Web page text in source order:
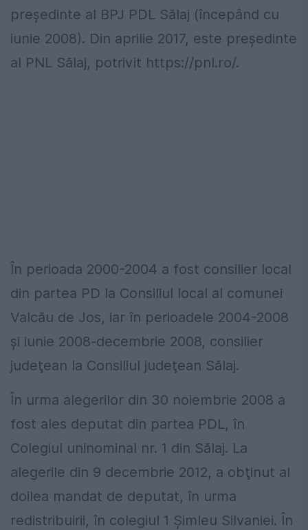
preşedinte al BPJ PDL Sălaj (începând cu
iunie 2008). Din aprilie 2017, este preşedinte
al PNL Sălaj, potrivit https://pnl.ro/.
În perioada 2000-2004 a fost consilier local
din partea PD la Consiliul local al comunei
Valcău de Jos, iar în perioadele 2004-2008
şi iunie 2008-decembrie 2008, consilier
judeţean la Consiliul judeţean Sălaj.
În urma alegerilor din 30 noiembrie 2008 a
fost ales deputat din partea PDL, în
Colegiul uninominal nr. 1 din Sălaj. La
alegerile din 9 decembrie 2012, a obţinut al
doilea mandat de deputat, în urma
redistribuirii, în colegiul 1 Şimleu Silvaniei. În